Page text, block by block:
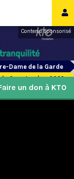
Contenu sponsorisé
Dame de la Garde
9 septembre 2022
un don à KTO